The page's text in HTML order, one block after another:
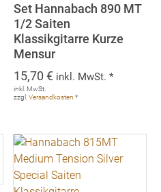
Set Hannabach 890 MT
1/2 Saiten
Klassikgitarre Kurze
Mensur
15,70€ inkl. MwSt. *
inkl. MwSt.
zzgl.Versandkosten *